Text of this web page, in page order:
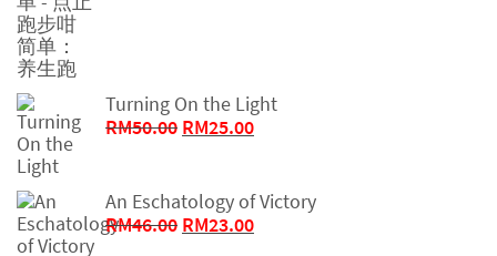
RM50.00。
Turning On the Light
RM50.00 原
RM50.00。
RM25.00当
格
为：
An Eschatology of Victory
RM46.00 原
RM23.00当